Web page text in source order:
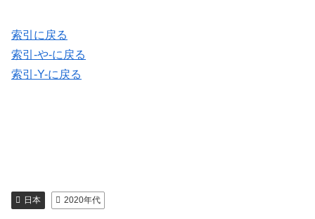
索引に戻る
索引-や-に戻る
索引-Y-に戻る
日本 2020年代